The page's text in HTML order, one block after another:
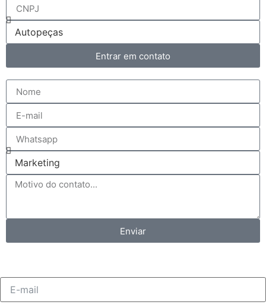
Entrar em contato
Enviar